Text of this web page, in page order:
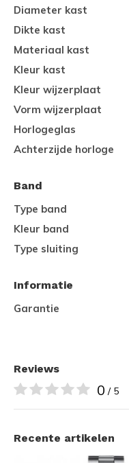
Diameter kast
Dikte kast
Materiaal kast
Kleur kast
Kleur wijzerplaat
Vorm wijzerplaat
Horlogeglas
Achterzijde horloge
Band
Type band
Kleur band
Type sluiting
Informatie
Garantie
Reviews
0 / 5
Recente artikelen